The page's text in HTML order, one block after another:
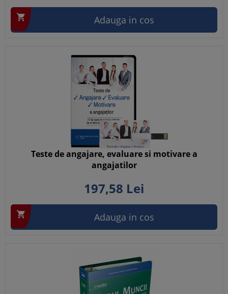
 Adauga in cos
Teste de angajare, evaluare si motivare a
angajatilor
197,58 Lei
 Adauga in cos